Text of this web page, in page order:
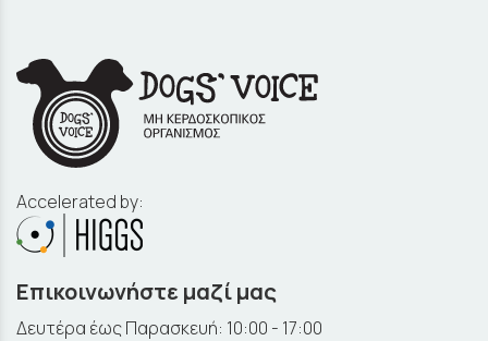
Accelerated by:
Επικοινωνήστε μαζί μας
Δευτέρα έως Παρασκευή: 10:00 - 17:00